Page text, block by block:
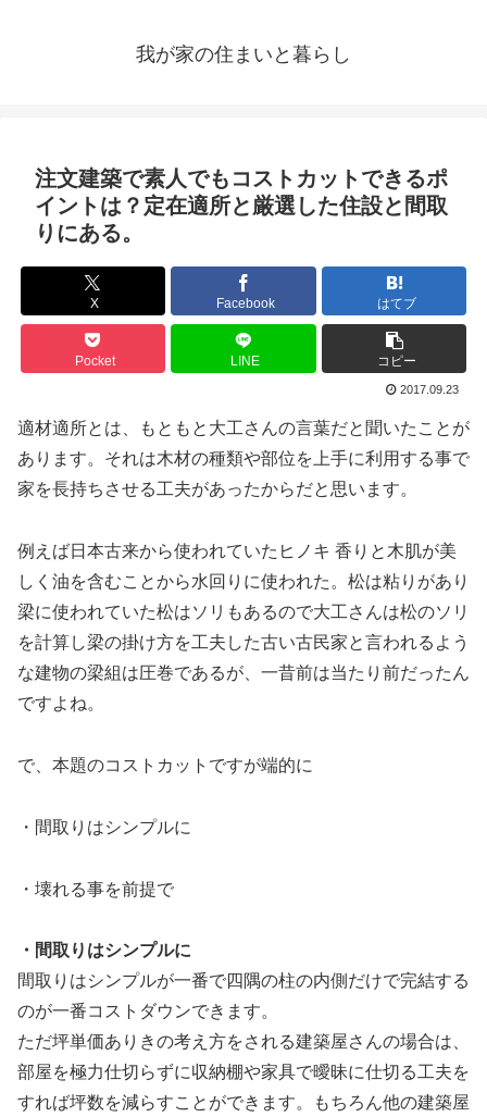
我が家の住まいと暮らし
注文建築で素人でもコストカットできるポ
イントは？定在適所と厳選した住設と間取
りにある。
X Facebook はてブ
Pocket LINE コピー
2017.09.23
適材適所とは、もともと大工さんの言葉だと聞いたことが
あります。それは木材の種類や部位を上手に利用する事で
家を長持ちさせる工夫があったからだと思います。
例えば日本古来から使われていたヒノキ 香りと木肌が美
しく油を含むことから水回りに使われた。松は粘りがあり
梁に使われていた松はソリもあるので大工さんは松のソリ
を計算し梁の掛け方を工夫した古い古民家と言われるよう
な建物の梁組は圧巻であるが、一昔前は当たり前だったん
ですよね。
で、本題のコストカットですが端的に
・間取りはシンプルに
・壊れる事を前提で
・間取りはシンプルに
間取りはシンプルが一番で四隅の柱の内側だけで完結する
のが一番コストダウンできます。
ただ坪単価ありきの考え方をされる建築屋さんの場合は、
部屋を極力仕切らずに収納棚や家具で曖昧に仕切る工夫を
すれば坪数を減らすことができます。もちろん他の建築屋